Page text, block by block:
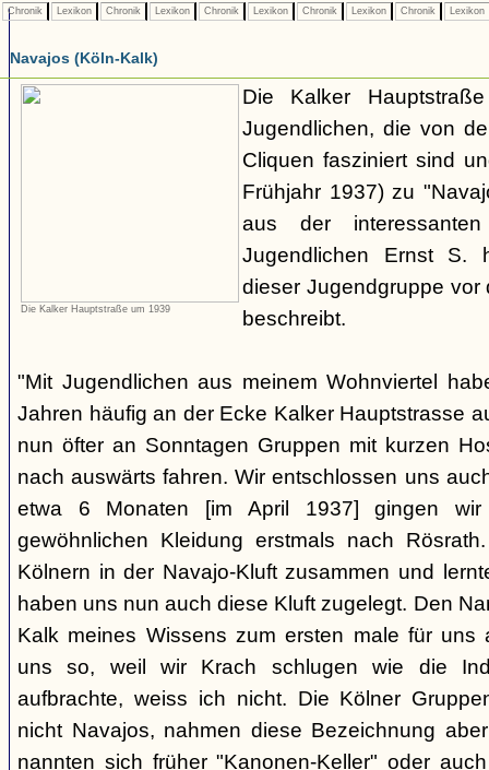
Chronik Lexikon Chronik Lexikon Chronik Lexikon Chronik Lexikon Chronik Lexikon
Navajos (Köln-Kalk)
Die Kalker Hauptstraße um 1939
Die Kalker
Jugendlichen, die von
Cliquen fasziniert sind
Frühjahr 1937) zu
aus der
Jugendlichen Ernst S.
dieser Jugendgruppe
beschreibt.
"Mit Jugendlichen aus meinem Wohnviertel
Jahren häufig an der Ecke Kalker Hauptstrasse
nun öfter an Sonntagen Gruppen mit kurzen
nach auswärts fahren. Wir entschlossen uns
etwa 6 Monaten [im April 1937] gingen
gewöhnlichen Kleidung erstmals nach
Kölnern in der Navajo-Kluft zusammen und
haben uns nun auch diese Kluft zugelegt. Den
Kalk meines Wissens zum ersten male für uns
uns so, weil wir Krach schlugen wie die
aufbrachte, weiss ich nicht. Die Kölner
nicht Navajos, nahmen diese Bezeichnung
nannten sich früher "Kanonen-Keller" oder